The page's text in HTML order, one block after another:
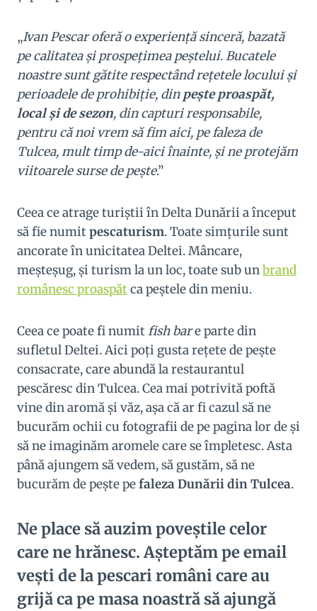
„Ivan Pescar oferă o experiență sinceră, bazată
pe calitatea și prospețimea peștelui. Bucatele
noastre sunt gătite respectând rețetele locului și
perioadele de prohibiție, dinpește proaspăt,
local și de sezon, din capturi responsabile,
pentru că noi vrem să fim aici, pe faleza de
Tulcea, mult timp de-aici înainte, și ne protejăm
viitoarele surse de pește.”
Ceea ce atrage turiştii în Delta Dunării a început
să fie numitpescaturism. Toate simţurile sunt
ancorate în unicitatea Deltei. Mâncare,
meşteşug, şi turism la un loc, toate sub unbrand
românesc proaspătca peştele din meniu.
Ceea ce poate fi numitfish bare parte din
sufletul Deltei. Aici poţi gusta reţete de peşte
consacrate, care abundă la restaurantul
pescăresc din Tulcea. Cea mai potrivită poftă
vine din aromă şi văz, aşa că ar fi cazul să ne
bucurăm ochii cu fotografii de pe pagina lor de şi
să ne imaginăm aromele care se împletesc. Asta
până ajungem să vedem, să gustăm, să ne
bucurăm de peşte pefaleza Dunării din Tulcea.
Ne place să auzim poveştile celor
care ne hrănesc. Aşteptăm pe email
veşti de la pescari români care au
grijă ca pe masa noastră să ajungă